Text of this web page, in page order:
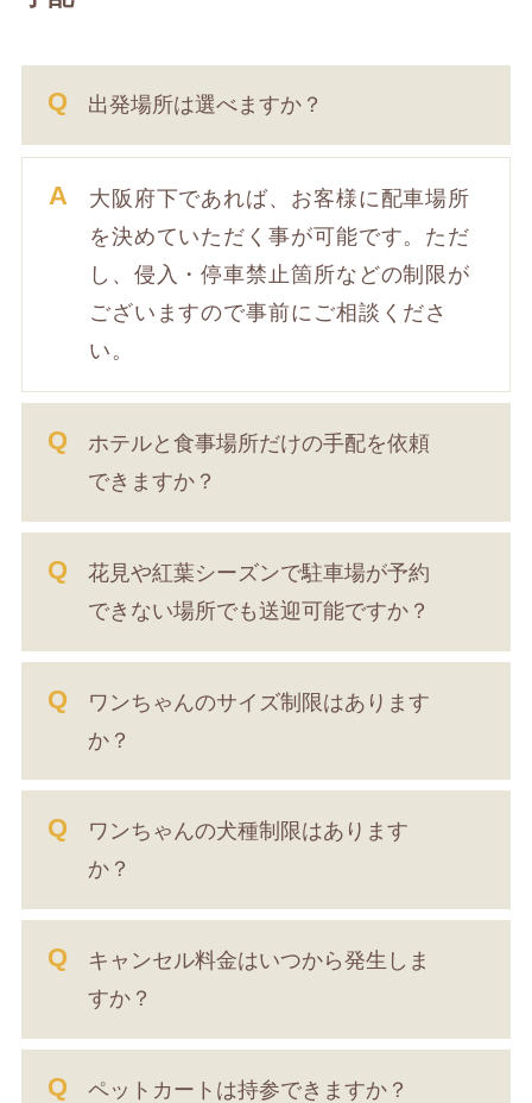
出発場所は選べますか？
大阪府下であれば、お客様に配車場所
を決めていただく事が可能です。ただ
し、侵入・停車禁止箇所などの制限が
ございますので事前にご相談くださ
い。
ホテルと食事場所だけの手配を依頼
できますか？
花見や紅葉シーズンで駐車場が予約
できない場所でも送迎可能ですか？
ワンちゃんのサイズ制限はあります
か？
ワンちゃんの犬種制限はあります
か？
キャンセル料金はいつから発生しま
すか？
ペットカートは持参できますか？